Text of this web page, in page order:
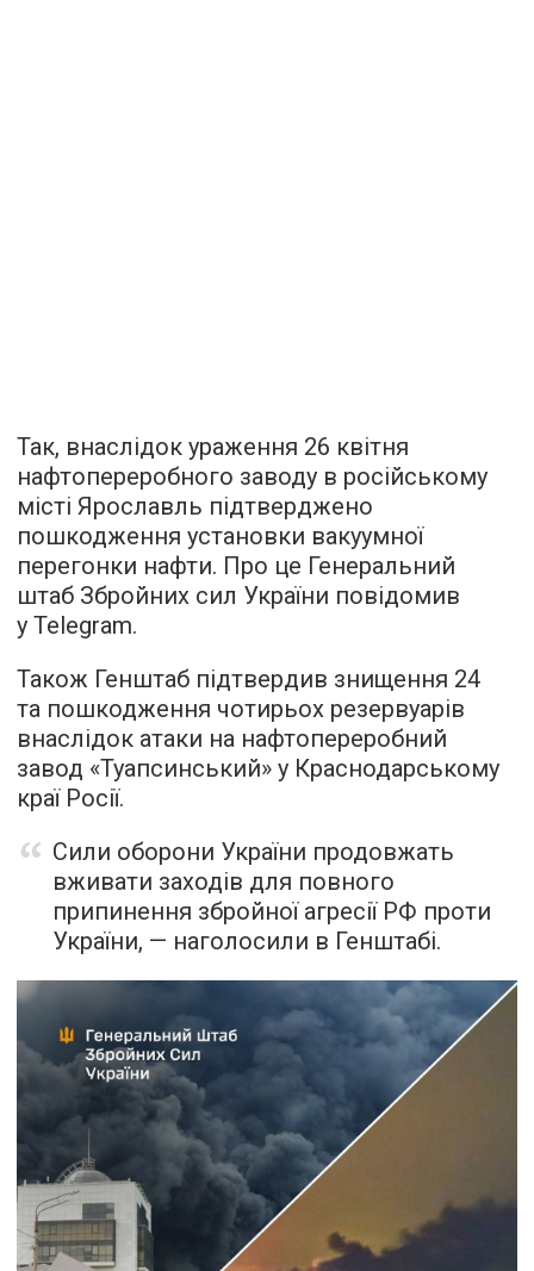
Так, внаслідок ураження 26 квітня
нафтопереробного заводу в російському
місті Ярославль підтверджено
пошкодження установки вакуумної
перегонки нафти. Про це Генеральний
штаб Збройних сил України повідомив
у Telegram.
Також Генштаб підтвердив знищення 24
та пошкодження чотирьох резервуарів
внаслідок атаки на нафтопереробний
завод «Туапсинський» у Краснодарському
краї Росії.
Сили оборони України продовжать
вживати заходів для повного
припинення збройної агресії РФ проти
України, — наголосили в Генштабі.